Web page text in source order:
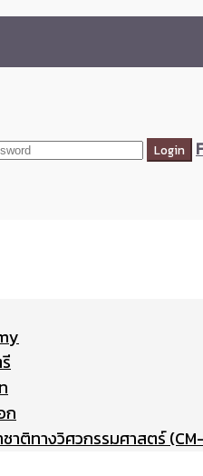
ก
าติทางวิศวกรรมศาสตร์